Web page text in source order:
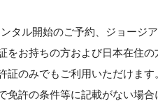
タル開始のご予約、ジョージ
をお持ちの方および日本在住の
証のみでもご利用いただけます
免許の条件等に記載がない場